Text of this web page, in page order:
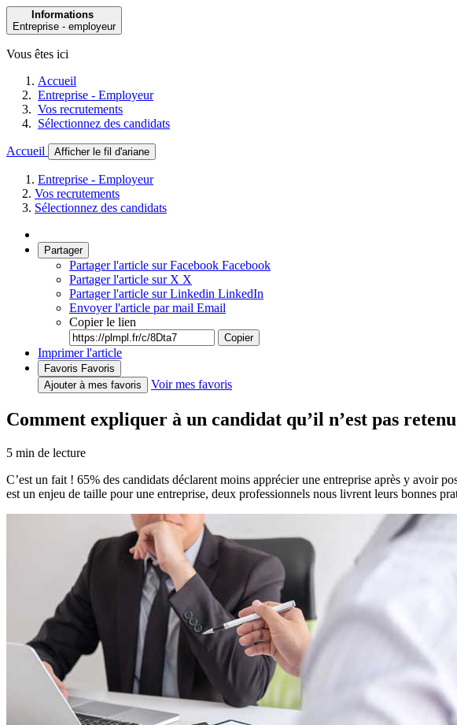
Informations
Entreprise - employeur
Vous êtes ici
Accueil
Entreprise - Employeur
Vos recrutements
Sélectionnez des candidats
Accueil Afficher le fil d'ariane
Entreprise - Employeur
Vos recrutements
Sélectionnez des candidats
Partager
Partager l'article sur Facebook Facebook
Partager l'article sur X X
Partager l'article sur Linkedin LinkedIn
Envoyer l'article par mail Email
Copier le lien
Copier
Imprimer l'article
Favoris Favoris
Ajouter à mes favoris
Voir mes favoris
Comment expliquer à un candidat qu’il n’est pas
5 min de lecture
C’est un fait ! 65% des candidats déclarent moins apprécier une entreprise après y avoir
est un enjeu de taille pour une entreprise, deux professionnels nous livrent leurs bonnes